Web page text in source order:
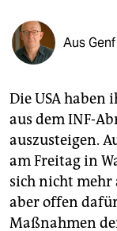
veranstaltungen
shop
unterstützen
abo
genossenschaft
epaper login
Aus
Die USA haben
aus dem INF-
auszusteigen.
am Freitag in
sich nicht mehr
aber offen
Maßnahmen